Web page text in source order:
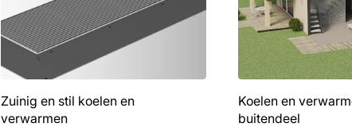
Zuinig en stil koelen en
verwarmen
Koelen en
buitendeel